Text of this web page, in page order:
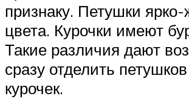
признаку. Петушки ярко-
цвета. Курочки имеют
Такие различия дают
сразу отделить
курочек.